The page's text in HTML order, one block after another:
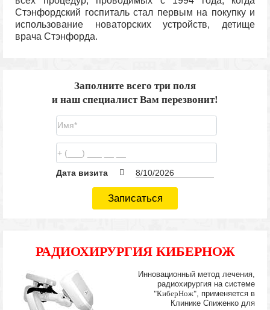
Стэнфордский госпиталь стал первым на покупку и
использование новаторских устройств, детище
врача Стэнфорда.
Заполните всего три поля
и наш специалист Вам перезвонит!
Дата визита
Записаться
РАДИОХИРУРГИЯ КИБЕРНОЖ
Инновационный метод лечения,
радиохирургия на системе
"КиберНож", применяется в
Клинике Спиженко для